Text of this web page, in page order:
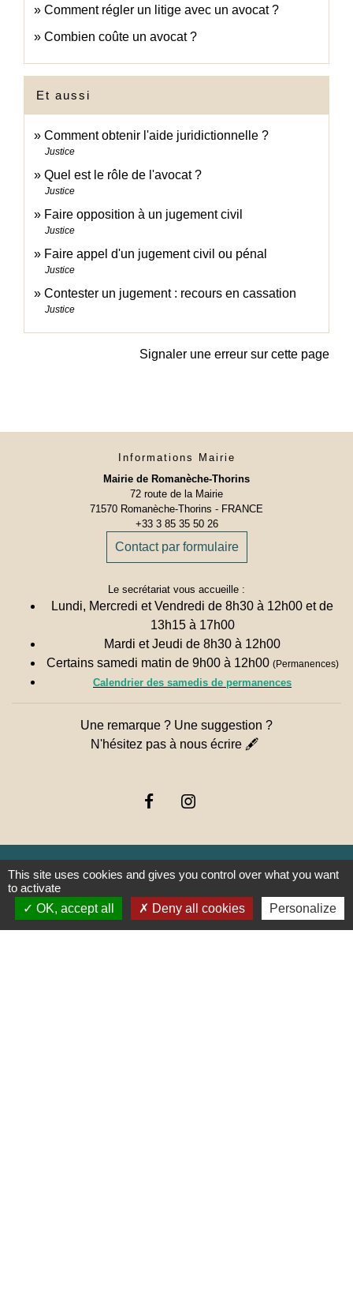
Comment régler un litige avec un avocat ?
Combien coûte un avocat ?
Et aussi
Comment obtenir l'aide juridictionnelle ?
Justice
Quel est le rôle de l'avocat ?
Justice
Faire opposition à un jugement civil
Justice
Faire appel d'un jugement civil ou pénal
Justice
Contester un jugement : recours en cassation
Justice
Signaler une erreur sur cette page
Informations Mairie
Mairie de Romanèche-Thorins
72 route de la Mairie
71570 Romanèche-Thorins - FRANCE
+33 3 85 35 50 26
Contact par formulaire
Le secrétariat vous accueille :
Lundi, Mercredi et Vendredi de 8h30 à 12h00 et de
13h15 à 17h00
Mardi et Jeudi de 8h30 à 12h00
Certains samedi matin de 9h00 à 12h00 (Permanences)
Calendrier des samedis de permanences
Une remarque ? Une suggestion ?
N'hésitez pas à nous écrire 🖋
Liens
This site uses cookies and gives you control over what you want
to activate
OK, accept all
Deny all cookies Personalize